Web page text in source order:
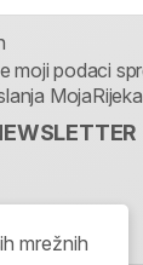
moji podaci
mrežnih